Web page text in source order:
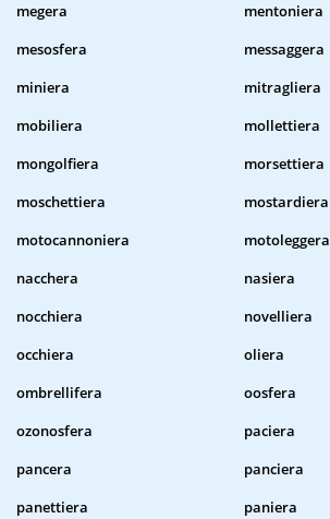
megera
mentoniera
mesosfera
messaggera
miniera
mitragliera
mobiliera
mollettiera
mongolfiera
morsettiera
moschettiera
mostardiera
motocannoniera
motoleggera
nacchera
nasiera
nocchiera
novelliera
occhiera
oliera
ombrellifera
oosfera
ozonosfera
paciera
pancera
panciera
panettiera
paniera